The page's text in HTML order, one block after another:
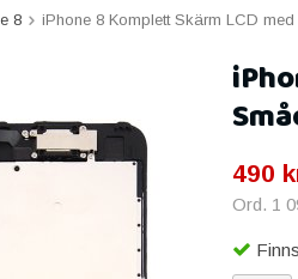
8 iPhone 8 Komplett Skärm LCD
490
Ord. 1